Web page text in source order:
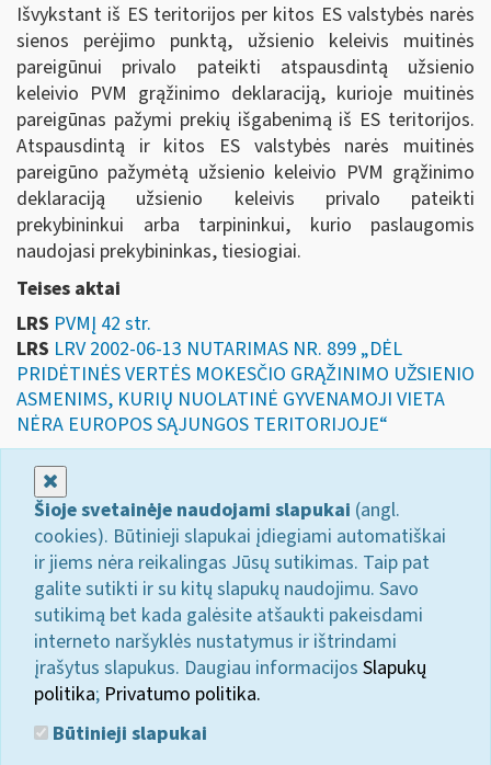
Išvykstant iš ES teritorijos per kitos ES valstybės narės
sienos perėjimo punktą, užsienio keleivis muitinės
pareigūnui privalo pateikti atspausdintą užsienio
keleivio PVM grąžinimo deklaraciją, kurioje muitinės
pareigūnas pažymi prekių išgabenimą iš ES teritorijos.
Atspausdintą ir kitos ES valstybės narės muitinės
pareigūno pažymėtą užsienio keleivio PVM grąžinimo
deklaraciją užsienio keleivis privalo pateikti
prekybininkui arba tarpininkui, kurio paslaugomis
naudojasi prekybininkas, tiesiogiai.
Teises aktai
LRS PVMĮ 42 str.
LRS LRV 2002-06-13 NUTARIMAS NR. 899 „DĖL
PRIDĖTINĖS VERTĖS MOKESČIO GRĄŽINIMO UŽSIENIO
ASMENIMS, KURIŲ NUOLATINĖ GYVENAMOJI VIETA
NĖRA EUROPOS SĄJUNGOS TERITORIJOJE“
Šioje svetainėje naudojami slapukai (angl.
cookies). Būtinieji slapukai įdiegiami automatiškai
ir jiems nėra reikalingas Jūsų sutikimas. Taip pat
galite sutikti ir su kitų slapukų naudojimu. Savo
sutikimą bet kada galėsite atšaukti pakeisdami
interneto naršyklės nustatymus ir ištrindami
įrašytus slapukus. Daugiau informacijos Slapukų
politika; Privatumo politika.
Būtinieji slapukai